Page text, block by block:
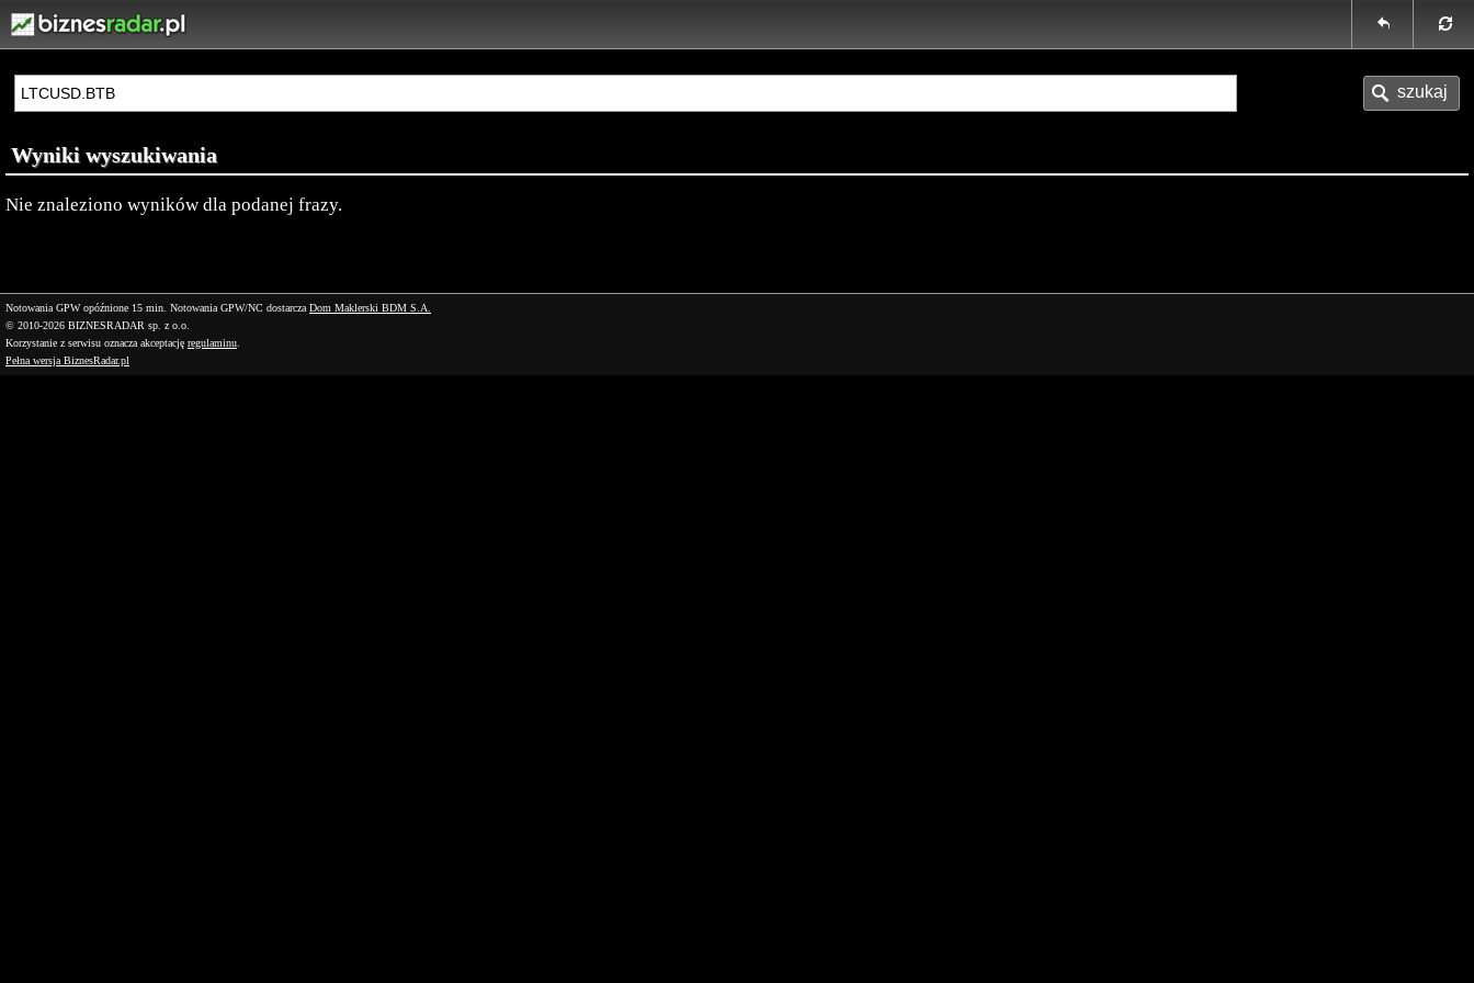
Wyniki wyszukiwania
Nie znaleziono wyników dla podanej frazy.
Notowania GPW opóźnione 15 min. Notowania GPW/NC dostarcza Dom Maklerski BDM S.A.
© 2010-2026 BIZNESRADAR sp. z o.o.
Korzystanie z serwisu oznacza akceptację regulaminu
Pełna wersja BiznesRadar.pl